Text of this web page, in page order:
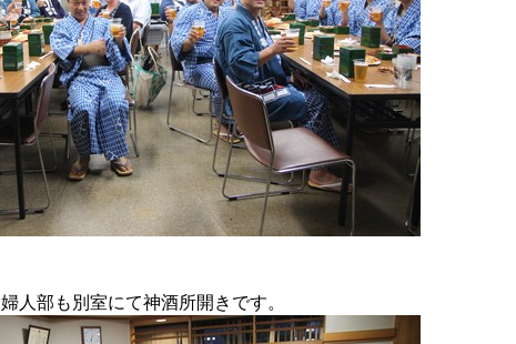
婦人部も別室にて神酒所開きです。